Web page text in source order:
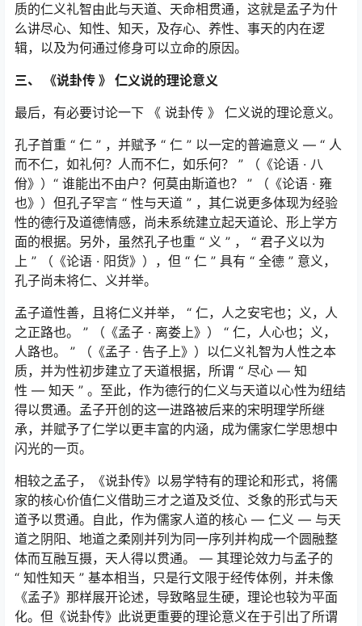
质的仁义礼智由此与天道、天命相贯通，这就是孟子为什
么讲尽心、知性、知天，及存心、养性、事天的内在逻
辑，以及为何通过修身可以立命的原因。
三、
《说卦传 》 仁义说的理论意义
最后，有必要讨论一下 《 说卦传 》 仁义说的理论意义。
孔子首重 “ 仁 ” ，并赋予 “ 仁 ” 以一定的普遍意义 — “ 人
而不仁，如礼何？人而不仁，如乐何？ ” （《论语 · 八
佾》）“ 谁能出不由户？何莫由斯道也？ ” （《论语 · 雍
也》）但孔子罕言 “ 性与天道 ” ，其仁说更多体现为经验
性的德行及道德情感，尚未系统建立起天道论、形上学方
面的根据。另外，虽然孔子也重 “ 义 ” ， “ 君子义以为
上 ” （《论语 · 阳货》），但 “ 仁 ” 具有 “ 全德 ” 意义，
孔子尚未将仁、义并举。
孟子道性善，且将仁义并举， “ 仁，人之安宅也；义，人
之正路也。 ” （《孟子 · 离娄上》） “ 仁，人心也；义，
人路也。 ” （《孟子 · 告子上》）以仁义礼智为人性之本
质，并为性初步建立了天道根据，所谓 “ 尽心 — 知
性 — 知天 ” 。至此，作为德行的仁义与天道以心性为纽结
得以贯通。孟子开创的这一进路被后来的宋明理学所继
承，并赋予了仁学以更丰富的内涵，成为儒家仁学思想中
闪光的一页。
相较之孟子，《说卦传》以易学特有的理论和形式，将儒
家的核心价值仁义借助三才之道及爻位、爻象的形式与天
道予以贯通。自此，作为儒家人道的核心 — 仁义 — 与天
道之阴阳、地道之柔刚并列为同一序列并构成一个圆融整
体而互融互摄，天人得以贯通。 — 其理论效力与孟子的
“ 知性知天 ” 基本相当，只是行文限于经传体例，并未像
《孟子》那样展开论述，导致略显生硬，理论也较为平面
化。但《说卦传》此说更重要的理论意义在于引出了所谓